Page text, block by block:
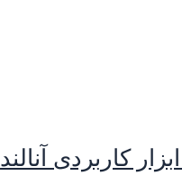
کاربردی آنالند